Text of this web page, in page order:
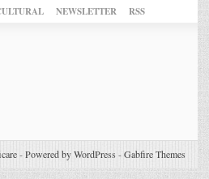
NEWSLETTER RSS
-Powered by WordPress -Gabfire Themes